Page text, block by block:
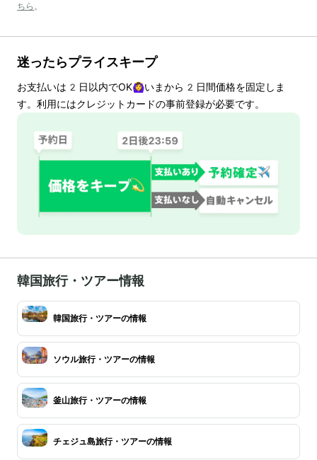
ちら 。
迷ったらプライスキープ
お支払いは 2 日以内でOK🙆‍♀️いまから 2 日間価格を固定しま
す。利用にはクレジットカードの事前登録が必要です。
韓国旅行・ツアー情報
韓国旅行・ツアーの情報
ソウル旅行・ツアーの情報
釜山旅行・ツアーの情報
チェジュ島旅行・ツアーの情報